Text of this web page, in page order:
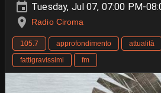
Tuesday, Jul 07, 07:00 PM-
Radio Ciroma
105.7 approfondimento attualità
fattigravissimi
fm